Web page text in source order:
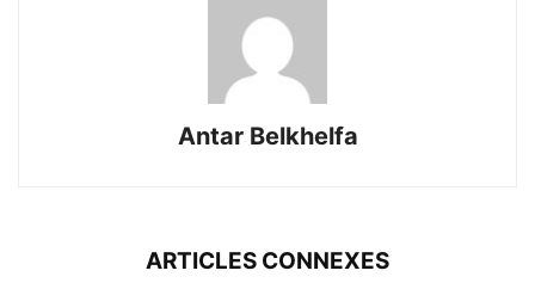
Antar Belkhelfa
ARTICLES CONNEXES